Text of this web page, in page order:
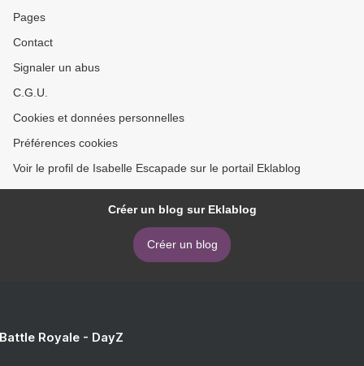
Pages
Contact
Signaler un abus
C.G.U.
Cookies et données personnelles
Préférences cookies
Voir le profil de Isabelle Escapade sur le portail Eklablog
Créer un blog sur Eklablog
Créer un blog
Royale - DayZ